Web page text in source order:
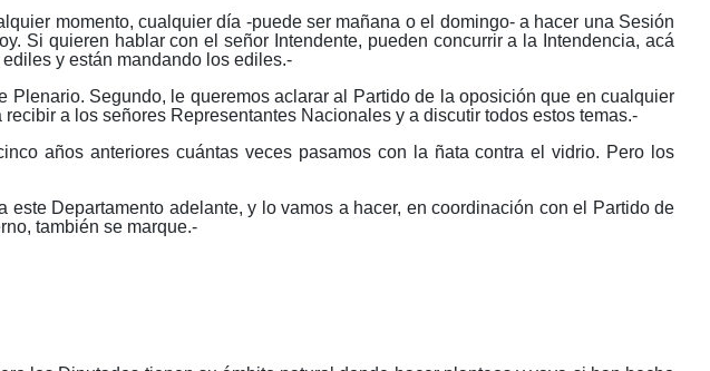
momento, cualquier día -puede ser mañana o el domingo- a hacer una Sesión
Si quieren hablar con el señor Intendente, pueden concurrir a la Intendencia, acá
y están mandando los ediles.-
Segundo, le queremos aclarar al Partido de la oposición que en cualquier
a los señores Representantes Nacionales y a discutir todos estos temas.-
años anteriores cuántas veces pasamos con la ñata contra el vidrio. Pero los
Departamento adelante, y lo vamos a hacer, en coordinación con el Partido de
también se marque.-